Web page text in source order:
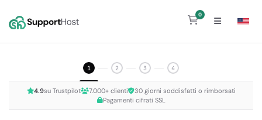
0
Carrello
1 2 3 4
4.9su Trustpilot 7.000+ clienti
30 giorni soddisfatti o rimborsati
Pagamenti cifrati SSL